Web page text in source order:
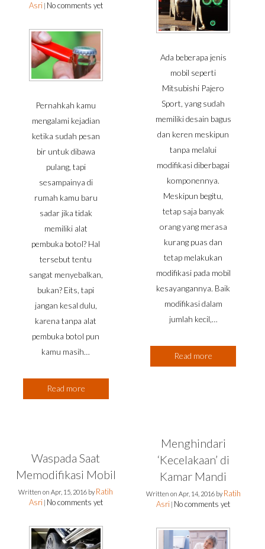
Asri | No comments yet
Pernahkah kamu
mengalami kejadian
ketika sudah pesan
bir untuk dibawa
pulang, tapi
sesampainya di
rumah kamu baru
sadar jika tidak
memiliki alat
pembuka botol? Hal
tersebut tentu
sangat menyebalkan,
bukan? Eits, tapi
jangan kesal dulu,
karena tanpa alat
pembuka botol pun
kamu masih…
Read more
Ada beberapa jenis
mobil seperti
Mitsubishi Pajero
Sport, yang sudah
memiliki desain bagus
dan keren meskipun
tanpa melalui
modifikasi diberbagai
komponennya.
Meskipun begitu,
tetap saja banyak
orang yang merasa
kurang puas dan
tetap melakukan
modifikasi pada mobil
kesayangannya. Baik
modifikasi dalam
jumlah kecil,…
Read more
Waspada Saat
Memodifikasi Mobil
Written onApr, 15, 2016 by Ratih
Asri No comments yet
Menghindari
‘Kecelakaan’ di
Kamar Mandi
Written on Apr, 14, 2016 by Ratih
Asri No comments yet